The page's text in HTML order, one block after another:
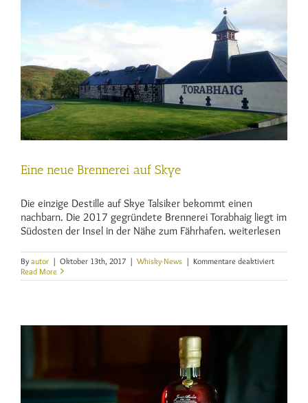
Eine neue Brennerei auf Skye
Die einzige Destille auf Skye Talsiker bekommt einen
nachbarn. Die 2017 gegründete Brennerei Torabhaig liegt im
Südosten der Insel in der Nähe zum Fährhafen. weiterlesen
By autor | Oktober 13th, 2017 | Whisky-News | Kommentare deaktiviertfür
neue
Read More